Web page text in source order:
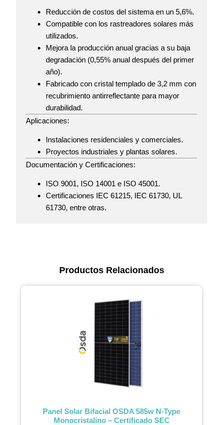
Reducción de costos del sistema en un 5,6%.
Compatible con los rastreadores solares más
utilizados.
Mejora la producción anual gracias a su baja
degradación (0,55% anual después del primer
año).
Fabricado con cristal templado de 3,2 mm con
recubrimiento antirreflectante para mayor
durabilidad.
Aplicaciones:
Instalaciones residenciales y comerciales.
Proyectos industriales y plantas solares.
Documentación y Certificaciones:
ISO 9001, ISO 14001 e ISO 45001.
Certificaciones IEC 61215, IEC 61730, UL
61730, entre otras.
Productos Relacionados
Panel Solar Bifacial OSDA 585w N-Type
Monocristalino – Certificado SEC